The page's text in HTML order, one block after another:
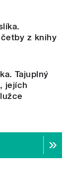
z knihy
Tajuplný
jejích